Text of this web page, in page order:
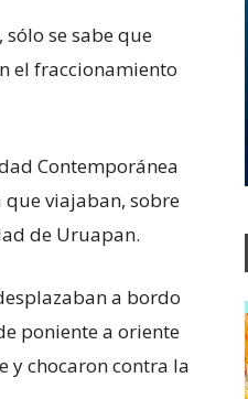
se sabe que
el fraccionamiento
Contemporánea
que viajaban, sobre
de Uruapan.
a bordo
poniente a oriente
y chocaron contra la